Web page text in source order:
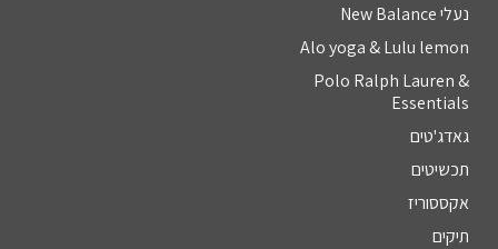
נעלי New Balance
Alo yoga & Lulu lemon
Polo Ralph Lauren &
Essentials
גאדג'טים
תכשיטים
אקססוריז
תיקים